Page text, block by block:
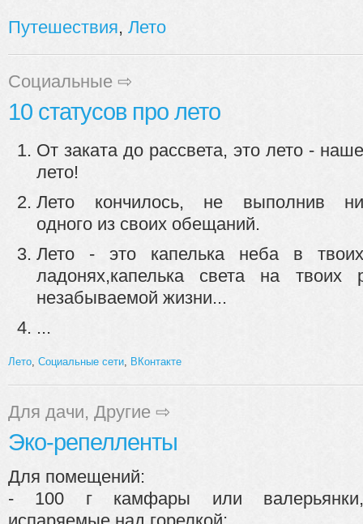
Путешествия, Лето
Социальные ⇨
10 статусов про лето
От заката до рассвета, это лето - наше
лето!
Лето кончилось, не выполнив ни
одного из своих обещаний.
Лето - это капелька неба в твоих
ладонях,капелька света на твоих
незабываемой жизни...
...
Лето Социальные сети ВКонтакте
Для дачи, Другие ⇨
Эко-репелленты
Для помещений:
- 100 г камфары или валерьянки,
испаряемые над горелкой;